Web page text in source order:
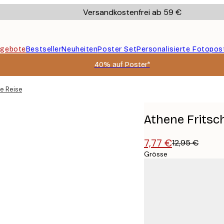
Versandkostenfrei ab 59 €
BestsellerNeuheitenPoster SetPersonalisierte
40% auf Poster*
Poster
Athene
7,77 €12,95 €
Grösse